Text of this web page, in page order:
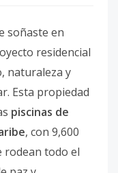
soñaste en
residencial
naturaleza y
Esta propiedad
piscinas de
, con 9,600
rodean todo el